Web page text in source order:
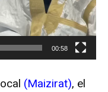
00:58
(Maizirat), el